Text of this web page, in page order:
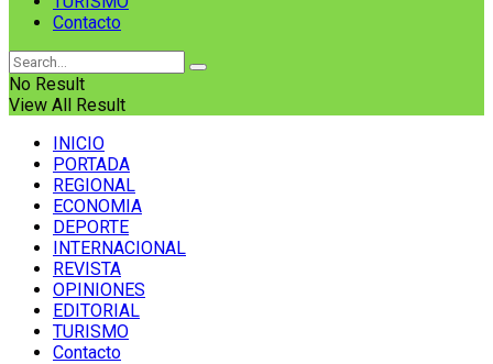
Contacto
No Result
View All Result
INICIO
PORTADA
REGIONAL
ECONOMIA
DEPORTE
INTERNACIONAL
REVISTA
OPINIONES
EDITORIAL
TURISMO
Contacto